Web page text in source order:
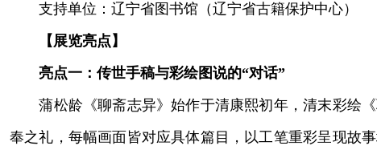
支持单位：辽宁省图书馆（辽宁省古籍保护中心）
【展览亮点】
亮点一：传世手稿与彩绘图说的“对话”
蒲松龄《聊斋志异》始作于清康熙初年，清末彩绘《
奉之礼，每幅画面皆对应具体篇目，以工笔重彩呈现故